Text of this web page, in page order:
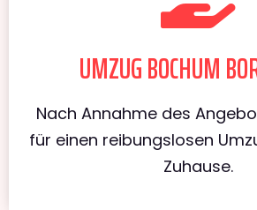
UMZUG BOCHUM
Nach Annahme des
für einen reibungslosen
Zuhause.